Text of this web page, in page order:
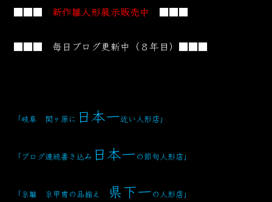
■■■ 新作雛人形展示販売中 ■■■
■■■ 毎日ブログ更新中（８年目）■■■
「岐阜 関ヶ原に 日本一近い人形店」
「ブログ連続書き込み 日本一 の節句人形店」
「京雛 京甲冑の品揃え 県下一 の人形店」